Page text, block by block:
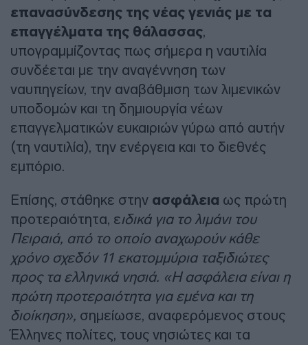
επανασύνδεσης της νέας γενιάς με τα
επαγγέλματα της θάλασσας,
υπογραμμίζοντας πως σήμερα η ναυτιλία
συνδέεται με την αναγέννηση των
ναυπηγείων, την αναβάθμιση των λιμενικών
υποδομών και τη δημιουργία νέων
επαγγελματικών ευκαιριών γύρω από αυτήν
(τη ναυτιλία), την ενέργεια και το διεθνές
εμπόριο.
Επίσης, στάθηκε στην ασφάλεια ως πρώτη
προτεραιότητα, ειδικά για το λιμάνι του
Πειραιά, από το οποίο αναχωρούν κάθε
χρόνο σχεδόν 11 εκατομμύρια ταξιδιώτες
προς τα ελληνικά νησιά. «Η ασφάλεια είναι η
πρώτη προτεραιότητα για εμένα και τη
διοίκηση», σημείωσε, αναφερόμενος στους
Έλληνες πολίτες, τους νησιώτες και τα